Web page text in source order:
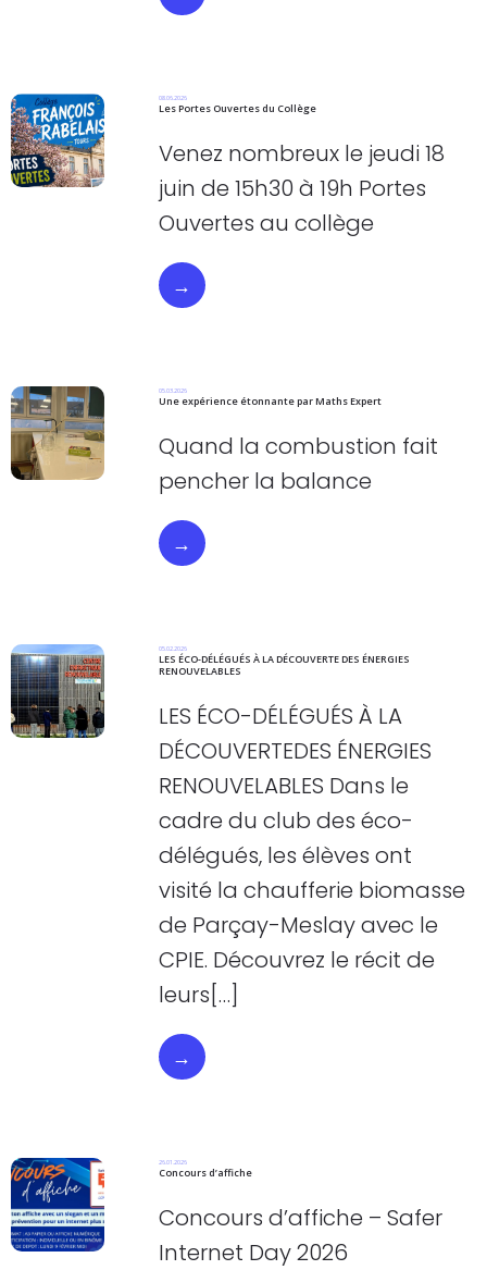
08.06.2026
Les Portes Ouvertes du Collège
Venez nombreux le jeudi 18
juin de 15h30 à 19h Portes
Ouvertes au collège
→
05.03.2026
Une expérience étonnante par Maths Expert
Quand la combustion fait
pencher la balance
→
05.02.2026
LES ÉCO-DÉLÉGUÉS À LA DÉCOUVERTE DES ÉNERGIES
RENOUVELABLES
LES ÉCO-DÉLÉGUÉS À LA
DÉCOUVERTEDES ÉNERGIES
RENOUVELABLES Dans le
cadre du club des éco-
délégués, les élèves ont
visité la chaufferie biomasse
de Parçay-Meslay avec le
CPIE. Découvrez le récit de
leurs[…]
→
26.01.2026
Concours d’affiche
Concours d’affiche – Safer
Internet Day 2026